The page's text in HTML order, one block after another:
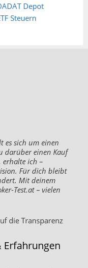
Depot
Steuern
es sich um einen
darüber einen Kauf
erhalte ich –
Für dich bleibt
Mit deinem
Test.at – vielen
die Transparenz
Erfahrungen